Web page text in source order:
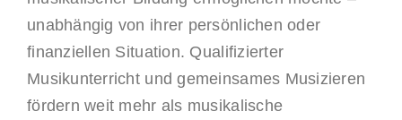
unabhängig von ihrer persönlichen oder
finanziellen Situation. Qualifizierter
Musikunterricht und gemeinsames Musizieren
fördern weit mehr als musikalische